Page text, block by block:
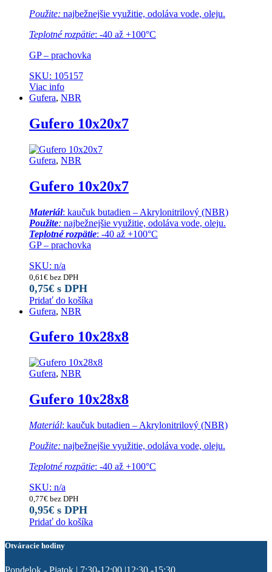
Použite: najbežnejšie využitie, odoláva vode, oleju.
Teplotné rozpätie: -40 až +100°C
GP – prachovka
SKU: 105157
Viac info
Gufera, NBR
Gufero 10x20x7
Gufera, NBR
Gufero 10x20x7
Materiál: kaučuk butadien – Akrylonitrilový (NBR)
Použite: najbežnejšie využitie, odoláva vode, oleju.
Teplotné rozpätie: -40 až +100°C
GP – prachovka
SKU: n/a
0,61 € bez DPH
0,75€ s DPH
Pridať do košíka
Gufera, NBR
Gufero 10x28x8
Gufera, NBR
Gufero 10x28x8
Materiál: kaučuk butadien – Akrylonitrilový (NBR)
Použite: najbežnejšie využitie, odoláva vode, oleju.
Teplotné rozpätie: -40 až +100°C
SKU: n/a
0,77€ bez DPH
0,95€ s DPH
Pridať do košíka
Otváracie hodiny
Pondelok - Piatok | 7:30-12:00 |12:30 -15:30